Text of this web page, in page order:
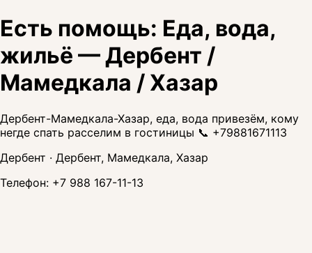
Есть помощь: Еда, вода,
жильё — Дербент /
Мамедкала / Хазар
Дербент-Мамедкала-Хазар, еда, вода привезём, кому
негде спать расселим в гостиницы 📞 +79881671113
Дербент · Дербент, Мамедкала, Хазар
Телефон: +7 988 167-11-13